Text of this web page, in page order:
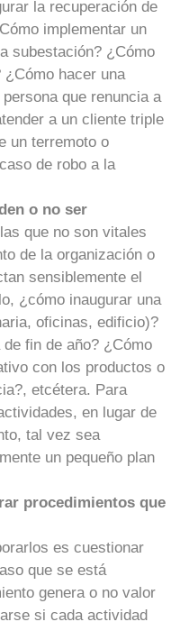
la recuperación de
implementar un
subestación? ¿Cómo
¿Cómo hacer una
que renuncia a
a un cliente triple
un terremoto o
de robo a la
o no ser
que no son vitales
de la organización o
sensiblemente el
¿cómo inaugurar una
oficinas, edificio)?
fin de año? ¿Cómo
con los productos o
etcétera. Para
en lugar de
tal vez sea
un pequeño plan
procedimientos que
es cuestionar
que se está
genera o no valor
si cada actividad